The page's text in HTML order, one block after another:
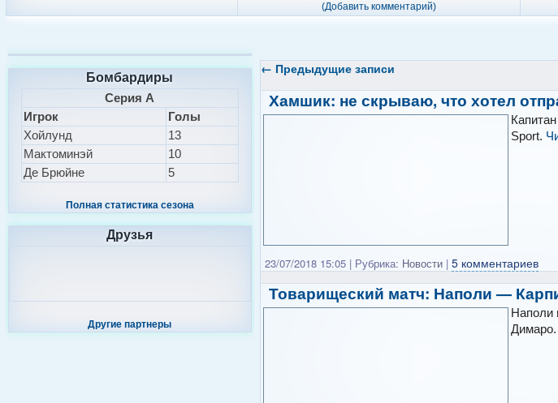
(Добавить комментарий)
Бомбардиры
Серия А
Игрок
Голы
Хойлунд
13
Мактоминэй
10
Де Брюйне
5
Полная статистика сезона
Друзья
Другие партнеры
← Предыдущие записи
Хамшик: не скрываю, что хотел
Sport.
23/07/2018 15:05 | Рубрика: Новости | 5 комментариев
Товарищеский матч: Наполи —
Наполи
Димаро.